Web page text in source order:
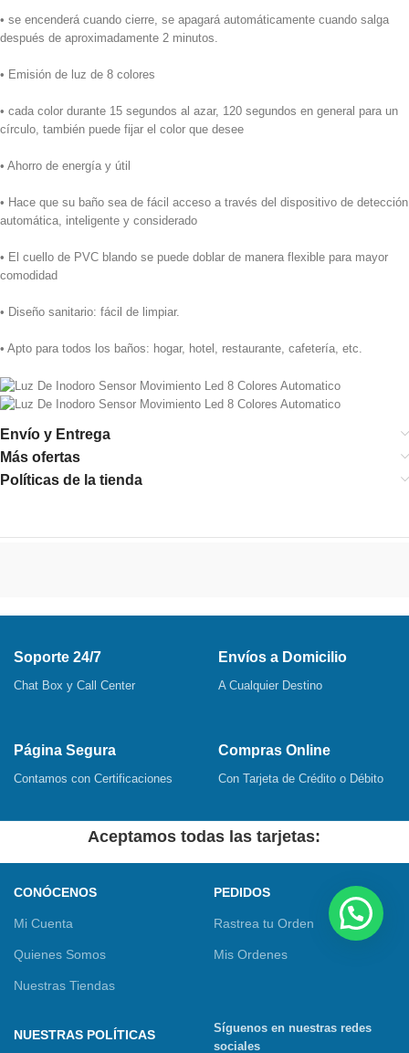
• se encenderá cuando cierre, se apagará automáticamente cuando salga
después de aproximadamente 2 minutos.
• Emisión de luz de 8 colores
• cada color durante 15 segundos al azar, 120 segundos en general para un
círculo, también puede fijar el color que desee
• Ahorro de energía y útil
• Hace que su baño sea de fácil acceso a través del dispositivo de detección
automática, inteligente y considerado
• El cuello de PVC blando se puede doblar de manera flexible para mayor
comodidad
• Diseño sanitario: fácil de limpiar.
• Apto para todos los baños: hogar, hotel, restaurante, cafetería, etc.
Envío y Entrega
Más ofertas
Políticas de la tienda
Soporte 24/7
Chat Box y Call Center
Envíos a Domicilio
A Cualquier Destino
Página Segura
Contamos con Certificaciones
Compras Online
Con Tarjeta de Crédito o Débito
Aceptamos todas las tarjetas:
CONÓCENOS
Mi Cuenta
Quienes Somos
Nuestras Tiendas
PEDIDOS
Rastrea tu Orden
Mis Ordenes
NUESTRAS POLÍTICAS
Síguenos en nuestras redes
sociales